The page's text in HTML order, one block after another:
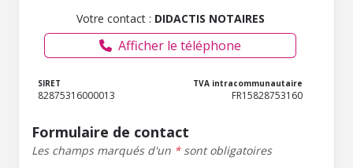
Votre contact : DIDACTIS NOTAIRES
Afficher le téléphone
SIRET
82875316000013
TVA intracommunautaire
FR15828753160
Formulaire de contact
Les champs marqués d'un *sont obligatoires